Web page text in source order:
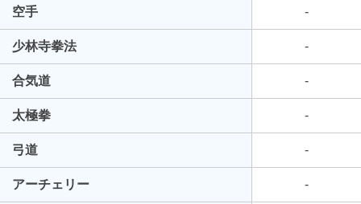
空手 -
少林寺拳法 -
合気道 -
太極拳 -
弓道 -
アーチェリー -